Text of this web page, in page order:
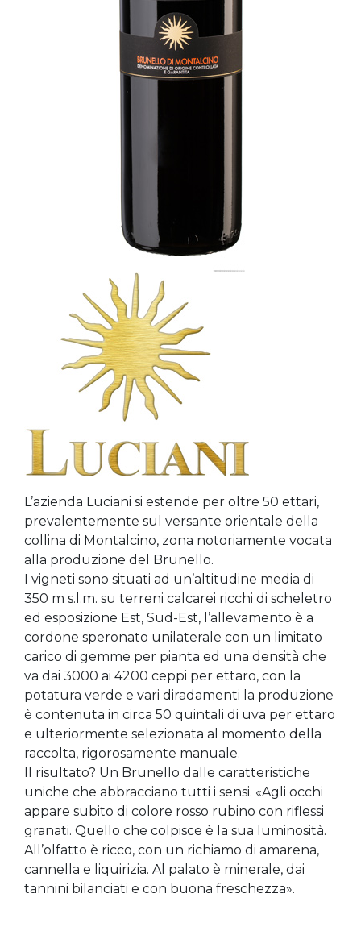
L’azienda Luciani si estende per oltre 50 ettari,
prevalentemente sul versante orientale della
collina di Montalcino, zona notoriamente vocata
alla produzione del Brunello.
I vigneti sono situati ad un’altitudine media di
350 m s.l.m. su terreni calcarei ricchi di scheletro
ed esposizione Est, Sud-Est, l’allevamento è a
cordone speronato unilaterale con un limitato
carico di gemme per pianta ed una densità che
va dai 3000 ai 4200 ceppi per ettaro, con la
potatura verde e vari diradamenti la produzione
è contenuta in circa 50 quintali di uva per ettaro
e ulteriormente selezionata al momento della
raccolta, rigorosamente manuale.
Il risultato? Un Brunello dalle caratteristiche
uniche che abbracciano tutti i sensi. «Agli occhi
appare subito di colore rosso rubino con riflessi
granati. Quello che colpisce è la sua luminosità.
All’olfatto è ricco, con un richiamo di amarena,
cannella e liquirizia. Al palato è minerale, dai
tannini bilanciati e con buona freschezza».